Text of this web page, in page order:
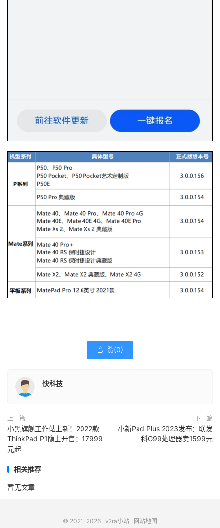
 赞(0)
快科技
上一篇
小黑旗舰工作站上新！2022款
ThinkPad P1隐士开售：17999
元起
下一篇
小新Pad Plus 2023发布：联发
科G99处理器卖1599元
相关推荐
暂无文章
© 2021-2026 v2ra小站 网站地图